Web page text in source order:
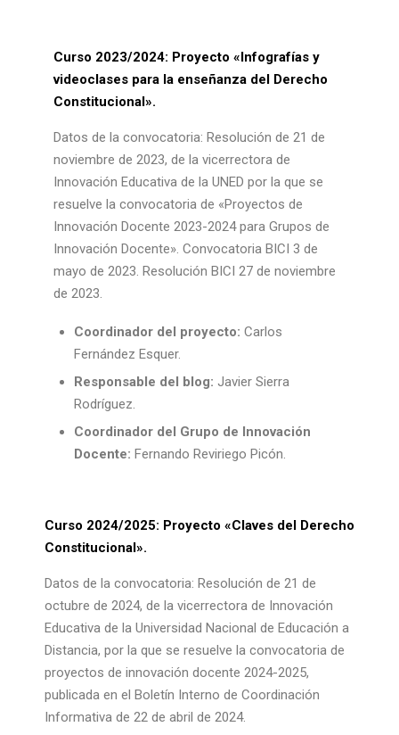
Curso 2023/2024: Proyecto «Infografías y
videoclases para la enseñanza del Derecho
Constitucional».
Datos de la convocatoria: Resolución de 21 de
noviembre de 2023, de la vicerrectora de
Innovación Educativa de la UNED por la que se
resuelve la convocatoria de «Proyectos de
Innovación Docente 2023-2024 para Grupos de
Innovación Docente». Convocatoria BICI 3 de
mayo de 2023. Resolución BICI 27 de noviembre
de 2023.
Coordinador del proyecto: Carlos
Fernández Esquer.
Responsable del blog: Javier Sierra
Rodríguez.
Coordinador del Grupo de Innovación
Docente: Fernando Reviriego Picón.
Curso 2024/2025: Proyecto «Claves del Derecho
Constitucional».
Datos de la convocatoria: Resolución de 21 de
octubre de 2024, de la vicerrectora de Innovación
Educativa de la Universidad Nacional de Educación a
Distancia, por la que se resuelve la convocatoria de
proyectos de innovación docente 2024-2025,
publicada en el Boletín Interno de Coordinación
Informativa de 22 de abril de 2024.